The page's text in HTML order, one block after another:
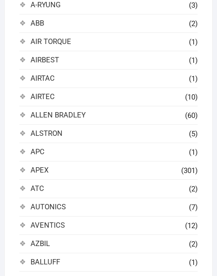
A-RYUNG (3)
ABB (2)
AIR TORQUE (1)
AIRBEST (1)
AIRTAC (1)
AIRTEC (10)
ALLEN BRADLEY (60)
ALSTRON (5)
APC (1)
APEX (301)
ATC (2)
AUTONICS (7)
AVENTICS (12)
AZBIL (2)
BALLUFF (1)